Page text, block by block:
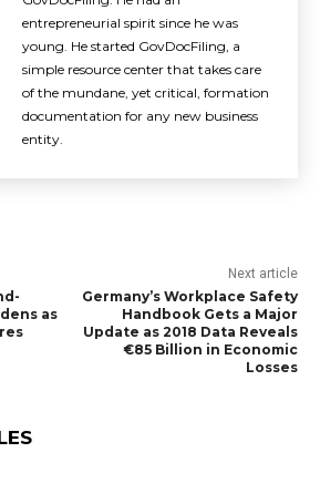
entrepreneurial spirit since he was
young. He started GovDocFiling, a
simple resource center that takes care
of the mundane, yet critical, formation
documentation for any new business
entity.
as
Next article
Germany’s Workplace Safety
Handbook Gets a Major
Update as 2018 Data Reveals
€85 Billion in Economic
Losses